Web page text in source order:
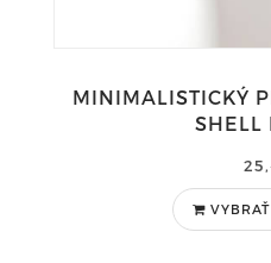
MINIMALISTICKÝ
SHELL